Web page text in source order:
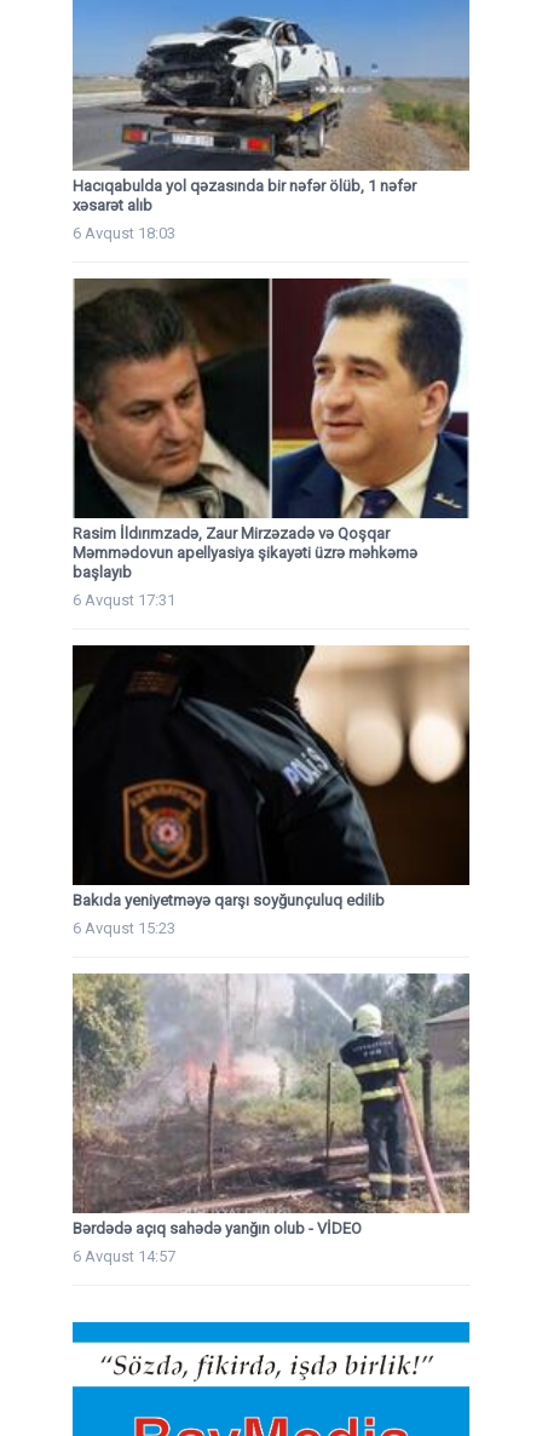
Hacıqabulda yol qəzasında bir nəfər ölüb, 1 nəfər
xəsarət alıb
6 Avqust 18:03
Rasim İldırımzadə, Zaur Mirzəzadə və Qoşqar
Məmmədovun apellyasiya şikayəti üzrə məhkəmə
başlayıb
6 Avqust 17:31
Bakıda yeniyetməyə qarşı soyğunçuluq edilib
6 Avqust 15:23
Bərdədə açıq sahədə yanğın olub - VİDEO
6 Avqust 14:57